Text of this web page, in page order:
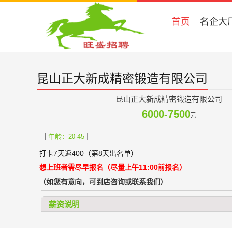
首页 名企大厂
昆山正大新成精密锻造有限公司
昆山正大新成精密锻造有限公司
6000-7500元
年龄：20-45
打卡7天返400（第8天出名单）
想上班者需尽早报名（尽量上午11:00前报名）
（如您有意向，可到店咨询或联系我们）
薪资说明